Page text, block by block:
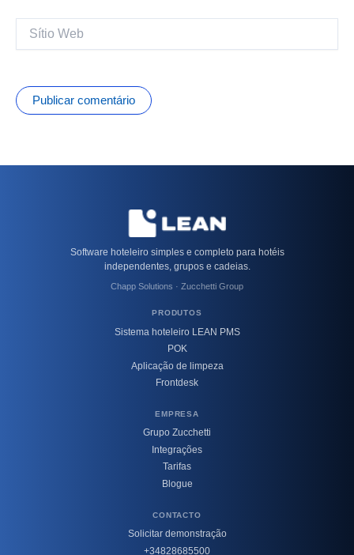
Web
Software hoteleiro simples e completo para hotéis
independentes, grupos e cadeias.
Chapp Solutions · Zucchetti Group
PRODUTOS
Sistema hoteleiro LEAN PMS
POK
Aplicação de limpeza
Frontdesk
EMPRESA
Grupo Zucchetti
Integrações
Tarifas
Blogue
CONTACTO
Solicitar demonstração
+34828685500